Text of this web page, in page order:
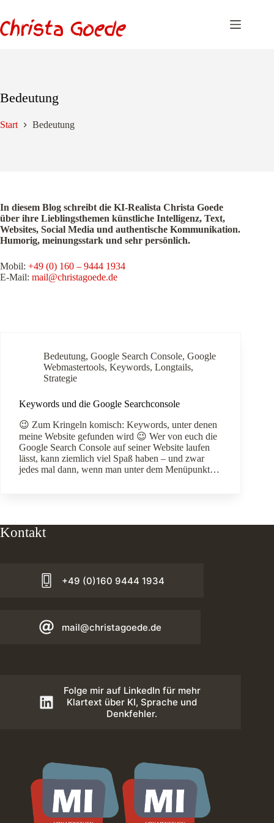
springen
Bedeutung
Start Bedeutung
In diesem Blog schreibt die KI-Realista Christa Goede
über ihre Lieblingsthemen künstliche Intelligenz, Text,
Websites, Social Media und authentische Kommunikation.
Humorig, meinungsstark und sehr persönlich.
Mobil: +49 (0) 160 – 9444 1934
E-Mail: mail@christagoede.de
Bedeutung, Google Search Console, Google
Webmastertools, Keywords, Longtails,
Strategie
Keywords und die Google Searchconsole
😉 Zum Kringeln komisch: Keywords, unter denen
meine Website gefunden wird 😉 Wer von euch die
Google Search Console auf seiner Website laufen
lässt, kann ziemlich viel Spaß haben – und zwar
jedes mal dann, wenn man unter dem Menüpunkt…
Kontakt
+49 (0)160 9444 1934
mail@christagoede.de
Folge mir auf LinkedIn für mehr
Klartext über KI, Sprache und
Denkfehler.